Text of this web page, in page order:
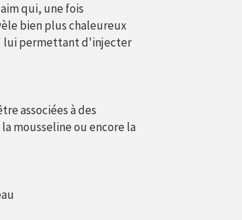
qui, une fois
bien plus chaleureux
lui permettant d'injecter
associées à des
mousseline ou encore la